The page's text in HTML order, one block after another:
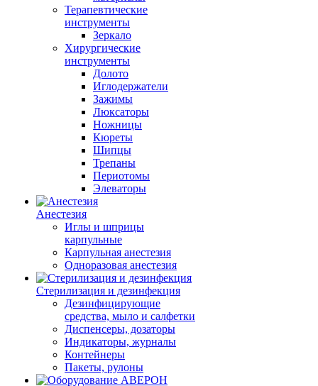
Терапевтические
инструменты
Зеркало
Хирургические
инструменты
Долото
Иглодержатели
Зажимы
Люксаторы
Ножницы
Кюреты
Шипцы
Трепаны
Периотомы
Элеваторы
Анестезия
Иглы и шприцы
карпульные
Карпульная анестезия
Одноразовая анестезия
Стерилизация и дезинфекция
Дезинфицирующие
средства, мыло и салфетки
Диспенсеры, дозаторы
Индикаторы, журналы
Контейнеры
Пакеты, рулоны